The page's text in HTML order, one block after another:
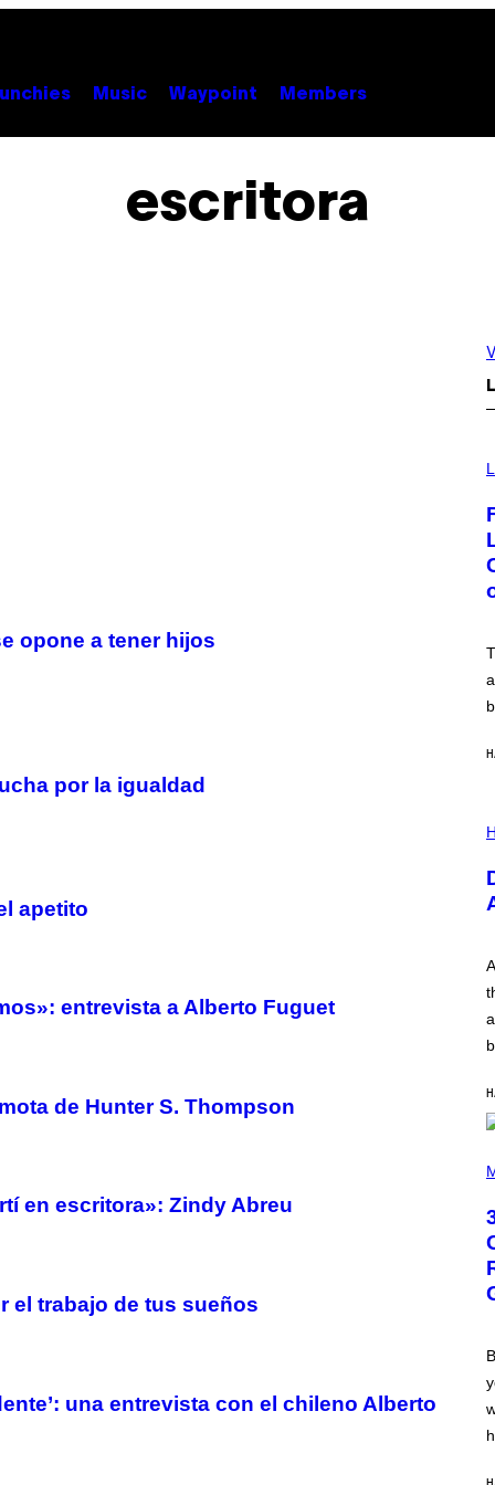
Music Waypoint Members
escritora
opone a tener hijos
por la igualdad
apetito
entrevista a Alberto Fuguet
de Hunter S. Thompson
en escritora»: Zindy Abreu
el trabajo de tus sueños
una entrevista con el chileno Alberto
M
E
:
N
I
K
V
L
S
T
R
I
N
Y
R
S
A
.
H
O
B
Y
G
R
E
R
B
J
O